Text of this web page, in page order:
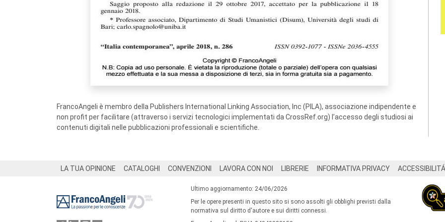
FrancoAngeli è membro della Publishers International Linking Association, Inc (PILA), associazione indipendente e
non profit per facilitare (attraverso i servizi tecnologici implementati da CrossRef.org) l’accesso degli studiosi ai
contenuti digitali nelle pubblicazioni professionali e scientifiche.
LA TUA OPINIONE CATALOGHI CONVENZIONI LAVORA CON NOI LIBRERIE INFORMATIVA PRIVACY ACCESSIBILITÁ
Ultimo aggiornamento: 24/06/2026
Per le opere presenti in questo sito si sono assolti gli obblighi previsti dalla
normativa sul diritto d'autore e sui diritti connessi.